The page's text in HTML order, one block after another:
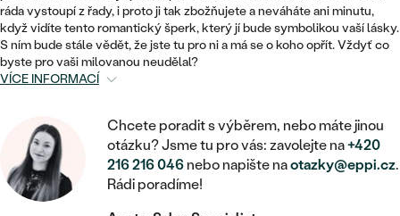
TEPANÉ
RUČNĚ RYTÉ
SVATEBNÍ SETY
ZAČÍT S DIAMANTEM
ZAČÍT S LAB-GROWN DIAMANTEM
ZAČÍT S BAREVNÝM DIAMANTEM
DLE DRAHOKAMU
SETY
PÁNSKÉ ŠPERKY
DĚTSKÉ ŠPERKY
BROŽE
DOPLŇKY
VE TVARU SRDCE
DĚTSKÉ
PIERCING
DLE KAMENE
S DIAMANTY
MINIMALISTICKÉ
MEDAILONKY
ŘETÍZKY
VE TVARU SRDCE
ETERNITY
MINIMALISTICKÉ
PEČETNÍ
PERSONALIZOVANÉ
ráda vystoupí z řady, i proto ji tak zbožňujete a neváháte ani minutu,
když vidíte tento romantický šperk, který jí bude symbolikou vaší lásky.
S ním bude stále vědět, že jste tu pro ni a má se o koho opřít. Vždyť co
byste pro vaši milovanou neudělal?
VÍCE INFORMACÍ
Chcete poradit s výběrem, nebo máte jinou
otázku? Jsme tu pro vás: zavolejte na+420
216 216 046 nebo napište naotazky@eppi.cz.
Rádi poradíme!